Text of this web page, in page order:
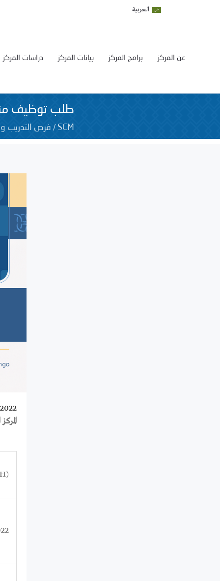
العربية
دراسات المركز بيانات المركز برامج المركز عن المركز
طلب توظيف
SCM
/ فرص التدريب
(For HR – Pour RH – خاص للموارد البشرية )